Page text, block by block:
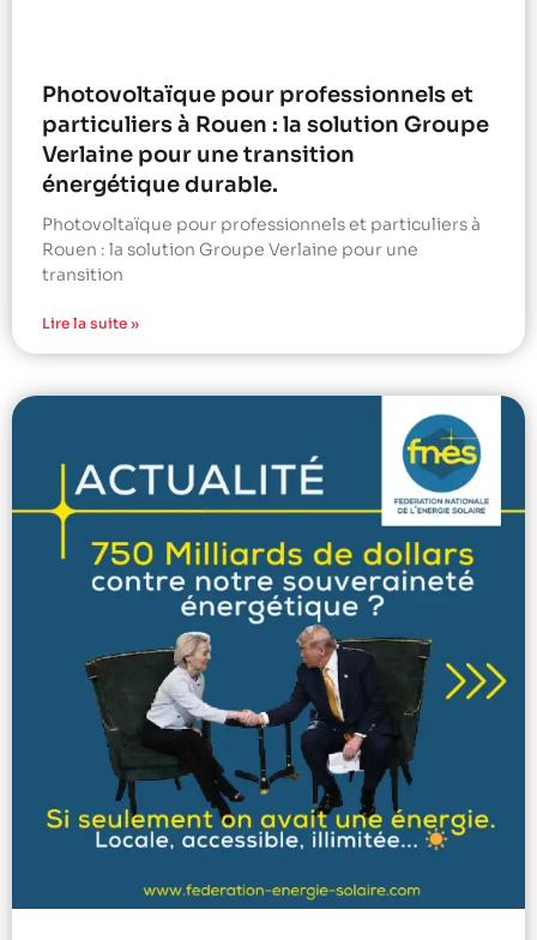
Photovoltaïque pour professionnels et
particuliers à Rouen : la solution Groupe
Verlaine pour une transition
énergétique durable.
Photovoltaïque pour professionnels et particuliers à
Rouen : la solution Groupe Verlaine pour une
transition
Lire la suite »